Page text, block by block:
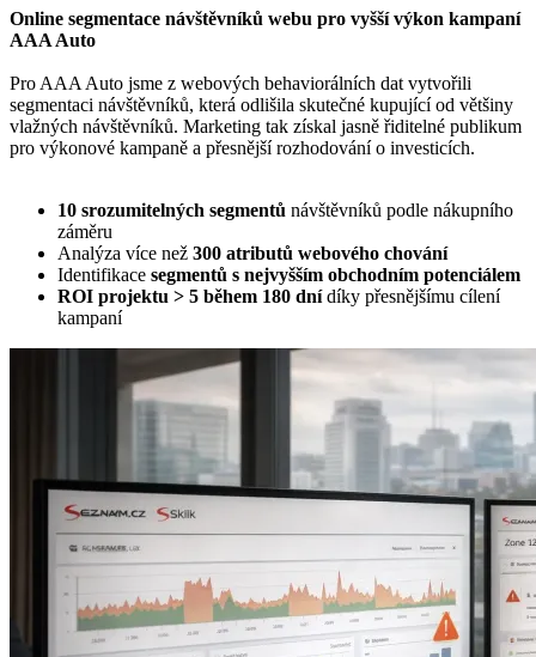
Online segmentace návštěvníků webu pro vyšší výkon kampaní
AAA Auto
Pro AAA Auto jsme z webových behaviorálních dat vytvořili
segmentaci návštěvníků, která odlišila skutečné kupující od většiny
vlažných návštěvníků. Marketing tak získal jasně řiditelné publikum
pro výkonové kampaně a přesnější rozhodování o investicích.
10 srozumitelných segmentů návštěvníků podle nákupního
záměru
Analýza více než 300 atributů webového chování
Identifikace segmentů s nejvyšším obchodním potenciálem
ROI projektu > 5 během 180 dnídíky přesnějšímu cílení
kampaní